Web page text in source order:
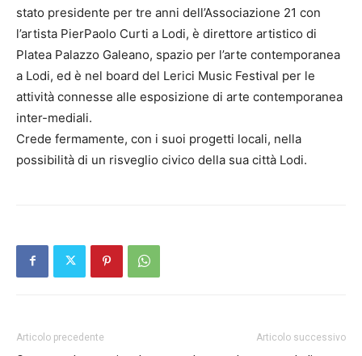
stato presidente per tre anni dell’Associazione 21 con
l’artista PierPaolo Curti a Lodi, è direttore artistico di
Platea Palazzo Galeano, spazio per l’arte contemporanea
a Lodi, ed è nel board del Lerici Music Festival per le
attività connesse alle esposizione di arte contemporanea
inter-mediali.
Crede fermamente, con i suoi progetti locali, nella
possibilità di un risveglio civico della sua città Lodi.
Articolo precedente Articolo successivo